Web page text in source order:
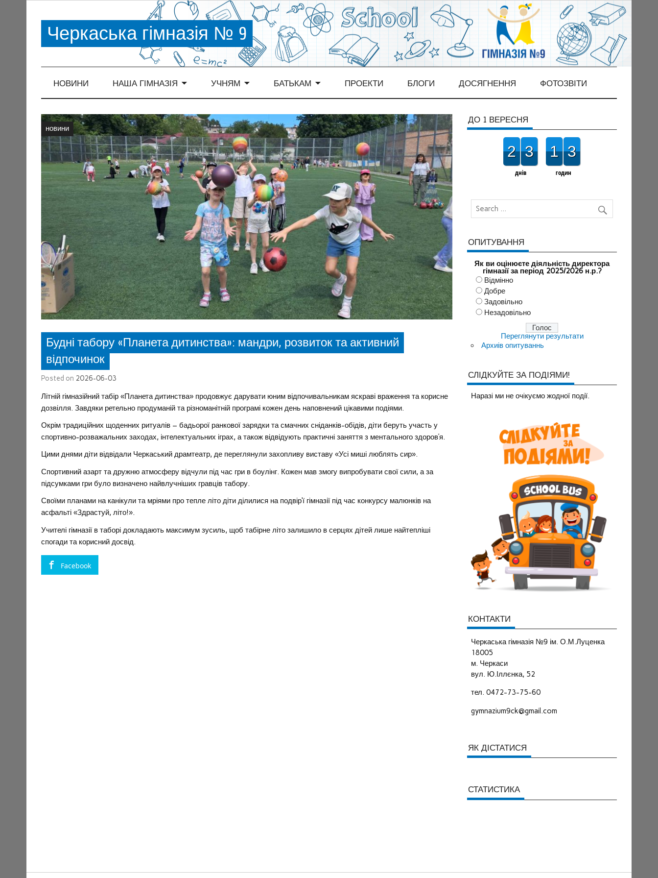
Черкаська гімназія № 9
НОВИНИ НАША ГІМНАЗІЯ УЧНЯМ БАТЬКАМ ПРОЕКТИ БЛОГИ ДОСЯГНЕННЯ ФОТОЗВІТИ
новини
Будні табору «Планета дитинства»: мандри, розвиток та активний
відпочинок
Posted on 2026-06-03
Літній гімназійний табір «Планета дитинства» продовжує дарувати юним відпочивальникам яскраві враження та корисне
дозвілля. Завдяки ретельно продуманій та різноманітній програмі кожен день наповнений цікавими подіями.
Окрім традиційних щоденних ритуалів – бадьорої ранкової зарядки та смачних сніданків-обідів, діти беруть участь у
спортивно-розважальних заходах, інтелектуальних іграх, а також відвідують практичні заняття з ментального здоров’я.
Цими днями діти відвідали Черкаський драмтеатр, де переглянули захопливу виставу «Усі миші люблять сир».
Спортивний азарт та дружню атмосферу відчули під час гри в боулінг. Кожен мав змогу випробувати свої сили, а за
підсумками гри було визначено найвлучніших гравців табору.
Своїми планами на канікули та мріями про тепле літо діти ділилися на подвір’ї гімназії під час конкурсу малюнків на
асфальті «Здрастуй, літо!».
Учителі гімназії в таборі докладають максимум зусиль, щоб табірне літо залишило в серцях дітей лише найтепліші
спогади та корисний досвід.
Facebook
ДО 1 ВЕРЕСНЯ
2 3
днів
1 3
годин
ОПИТУВАННЯ
Як ви оцінюєте діяльність директора
гімназії за період 2025/2026 н.р.?
Відмінно
Добре
Задовільно
Незадовільно
Переглянути результати
Архиів опитуваннь
СЛІДКУЙТЕ ЗА ПОДІЯМИ!
Наразi ми не очiкуємо жодної події.
КОНТАКТИ
Черкаська гімназія №9 ім. О.М.Луценка
18005
м. Черкаси
вул. Ю.Іллєнка, 52
тел. 0472-73-75-60
gymnazium9ck@gmail.com
ЯК ДІСТАТИСЯ
СТАТИСТИКА